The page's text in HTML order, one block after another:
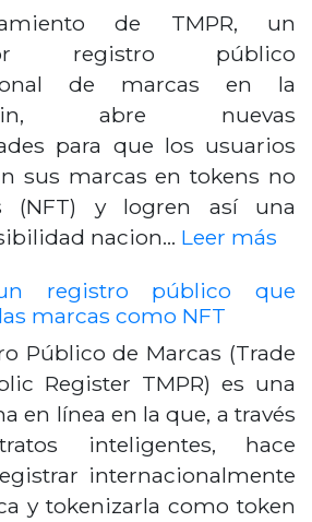
de TMPR, un
registro público
de marcas en la
abre nuevas
para que los usuarios
sus marcas en tokens no
(NFT) y logren así una
nacion… Leer más
registro público que
marcas como NFT
Público de Marcas (Trade
Register TMPR) es una
en línea en la que, a través
inteligentes, hace
internacionalmente
y tokenizarla como token